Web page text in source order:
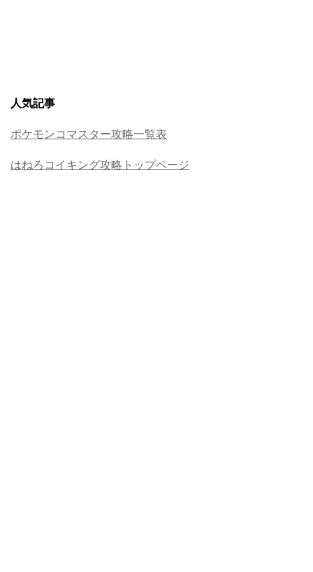
人気記事
ポケモンコマスター攻略一覧表
はねろコイキング攻略トップページ